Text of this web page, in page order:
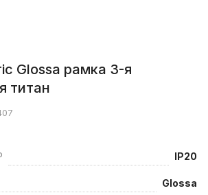
Glossa рамка 3-я
титан
IP20
Glossa